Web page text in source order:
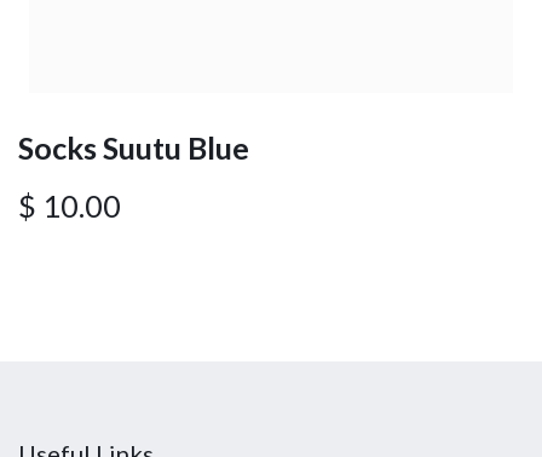
Socks Suutu Blue
$ 10.00